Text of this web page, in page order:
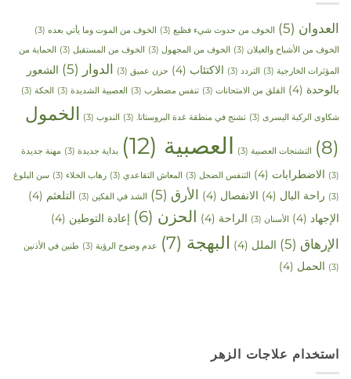
العدوان (5) الخوف من حدوث شيء فظيع (3) الخوف من الموت وما يأتي بعده (3)
الخوف من الأشباح والغيلان (3) الخوف من المجهول (3) الخوف من المستقبل (3) الحماية من
المؤثرات الخارجية (3) التردد (3) الاكتئاب (4) حزن عميق (3) الدوار (5)
الشعور
بالوحدة (4) القلق من الامتحانات (3) تنفس مضطرب (3) العصبية الشديدة (3) الحكة (3)
شكاوى الركبة اليسرى (3) تشنج في منطقة غدة البروستاتا. (3) الندوب (3)
الخمول
(8)
التشنجات العصبية (3) العصبية (12) بداية جديدة (3) مهنة جديدة
(3) الاضطرابات (4) التنفس الضحل (3) المعاش التقاعدي (3) رهاب الخلاء (3) سن البلوغ
(3) راحة البال (4) الانفصال (4) الأرق (5) الشد في الفكين (3) التلعثم (4)
الإجهاد (4) الأسنان (3) الراحة (4) الحزن (6) إعادة التوطين (4)
الإرهاق (5) الملل (4) البهجة (7) عدم وضوح الرؤية (3) طنين في الأذنين
(3) الحمل (4)
استخدام علاجات الزهر